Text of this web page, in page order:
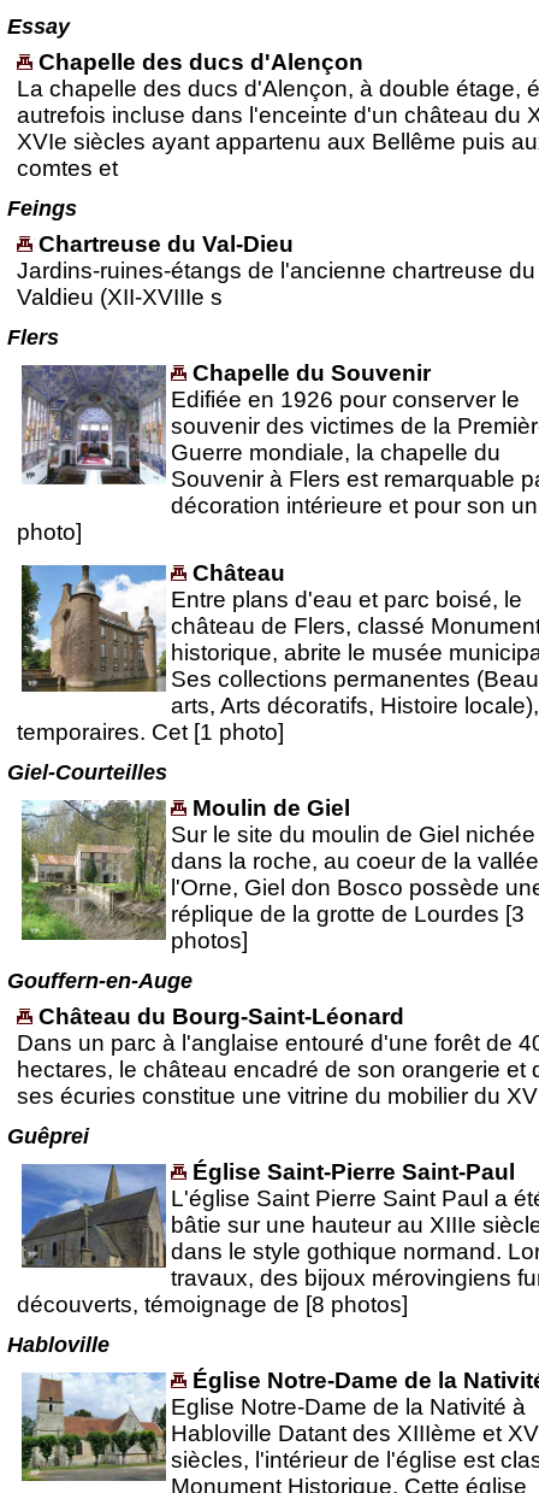
Essay
Chapelle des ducs d'Alençon
La chapelle des ducs d'Alençon, à double étage,
autrefois incluse dans l'enceinte d'un château du
XVIe siècles ayant appartenu aux Bellême puis
comtes et
Feings
Chartreuse du Val-Dieu
Jardins-ruines-étangs de l'ancienne chartreuse du
Valdieu (XII-XVIIIe s
Flers
Chapelle du Souvenir
Edifiée en 1926 pour conserver le
souvenir des victimes de la
Guerre mondiale, la chapelle du
Souvenir à Flers est remarquable
décoration intérieure et pour son
photo]
Château
Entre plans d'eau et parc boisé, le
château de Flers, classé
historique, abrite le musée
Ses collections permanentes
arts, Arts décoratifs, Histoire
temporaires. Cet [1 photo]
Giel-Courteilles
Moulin de Giel
Sur le site du moulin de Giel nichée
dans la roche, au coeur de la
l'Orne, Giel don Bosco possède
réplique de la grotte de Lourdes [3
photos]
Gouffern-en-Auge
Château du Bourg-Saint-Léonard
Dans un parc à l'anglaise entouré d'une forêt de
hectares, le château encadré de son orangerie et
ses écuries constitue une vitrine du mobilier du
Guêprei
Église Saint-Pierre Saint-Paul
L'église Saint Pierre Saint Paul a
bâtie sur une hauteur au XIIIe
dans le style gothique normand.
travaux, des bijoux mérovingiens
découverts, témoignage de [8 photos]
Habloville
Église Notre-Dame de la
Eglise Notre-Dame de la Nativité à
Habloville Datant des XIIIème et
siècles, l'intérieur de l'église est
Monument Historique. Cette église